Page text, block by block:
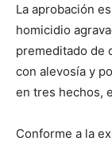
La aprobación
homicidio
premeditado de
con alevosía y
en tres hechos,
Conforme a la